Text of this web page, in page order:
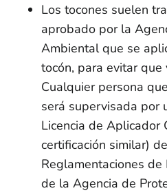
Los tocones suelen
aprobado por la
Ambiental que se
tocón, para evitar que
Cualquier persona
será supervisada por
Licencia de Aplicador
certificación similar)
Reglamentaciones
de la Agencia de